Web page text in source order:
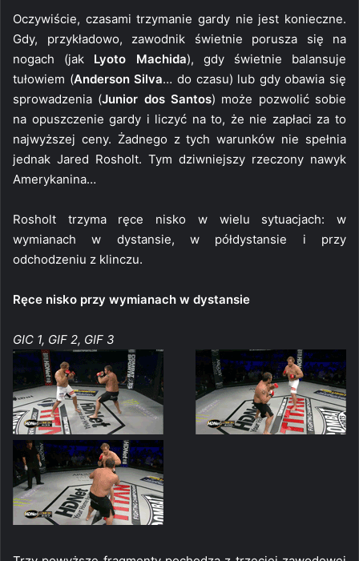
Oczywiście, czasami trzymanie gardy nie jest konieczne.
Gdy, przykładowo, zawodnik świetnie porusza się na
nogach (jak Lyoto Machida), gdy świetnie balansuje
tułowiem (Anderson Silva… do czasu) lub gdy obawia się
sprowadzenia (Junior dos Santos) może pozwolić sobie
na opuszczenie gardy i liczyć na to, że nie zapłaci za to
najwyższej ceny. Żadnego z tych warunków nie spełnia
jednak Jared Rosholt. Tym dziwniejszy rzeczony nawyk
Amerykanina…
Rosholt trzyma ręce nisko w wielu sytuacjach: w
wymianach w dystansie, w półdystansie i przy
odchodzeniu z klinczu.
Ręce nisko przy wymianach w dystansie
GIC 1, GIF 2, GIF 3